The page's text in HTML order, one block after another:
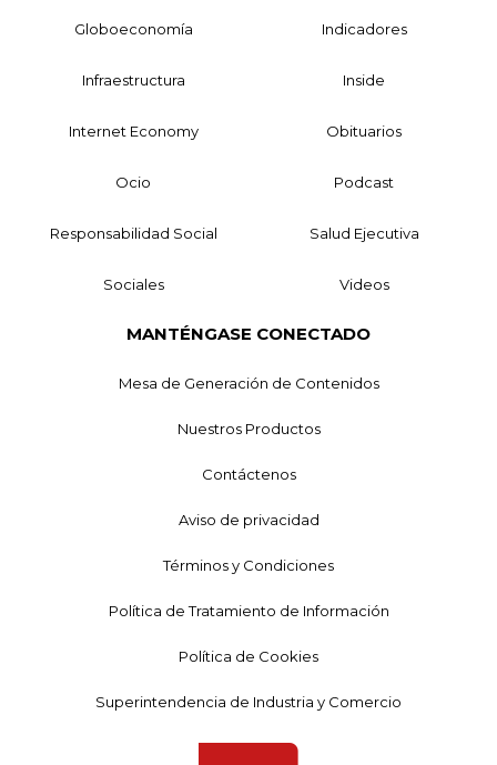
Globoeconomía Indicadores
Infraestructura Inside
Internet Economy Obituarios
Ocio Podcast
Responsabilidad Social Salud Ejecutiva
Sociales Videos
MANTÉNGASE CONECTADO
Mesa de Generación de Contenidos
Nuestros Productos
Contáctenos
Aviso de privacidad
Términos y Condiciones
Política de Tratamiento de Información
Política de Cookies
Superintendencia de Industria y Comercio